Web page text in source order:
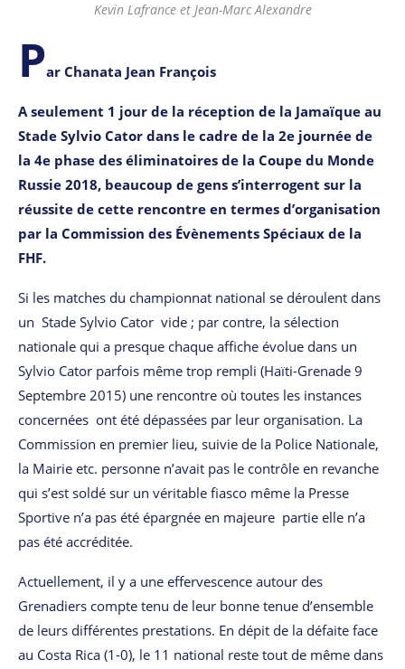
Kevin Lafrance et Jean-Marc Alexandre
Par Chanata Jean François
A seulement 1 jour de la réception de la Jamaïque au
Stade Sylvio Cator dans le cadre de la 2e journée de
la 4e phase des éliminatoires de la Coupe du Monde
Russie 2018, beaucoup de gens s’interrogent sur la
réussite de cette rencontre en termes d’organisation
par la Commission des Évènements Spéciaux de la
FHF.
Si les matches du championnat national se déroulent dans
un Stade Sylvio Cator vide ; par contre, la sélection
nationale qui a presque chaque affiche évolue dans un
Sylvio Cator parfois même trop rempli (Haïti-Grenade 9
Septembre 2015) une rencontre où toutes les instances
concernées ont été dépassées par leur organisation. La
Commission en premier lieu‚ suivie de la Police Nationale‚
la Mairie etc. personne n’avait pas le contrôle en revanche
qui s’est soldé sur un véritable fiasco même la Presse
Sportive n’a pas été épargnée en majeure partie elle n’a
pas été accréditée.
Actuellement‚ il y a une effervescence autour des
Grenadiers compte tenu de leur bonne tenue d’ensemble
de leurs différentes prestations. En dépit de la défaite face
au Costa Rica (1-0)‚ le 11 national reste tout de même dans